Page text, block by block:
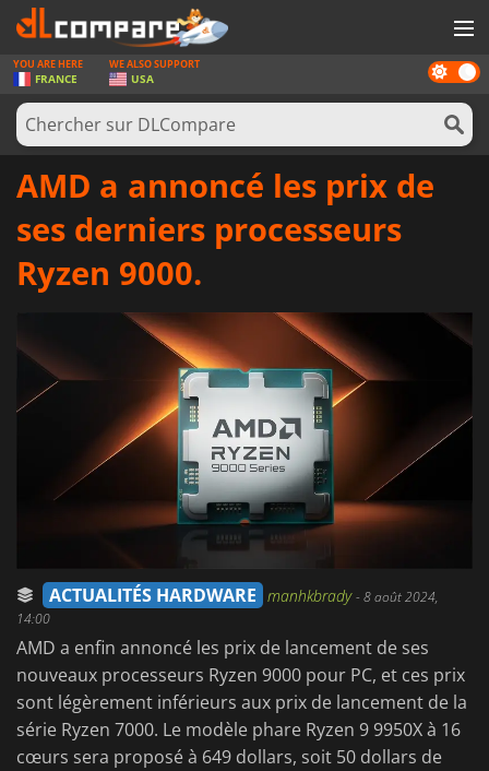
JEUX
CARTES PRÉPAYÉES
LOGICIELS
NEWS
SE CONNECTER OU S'INSCRIRE
Dark
mode
YOU ARE HERE
FRANCE
WE ALSO SUPPORT
USA
AMD a annoncé les prix de
ses derniers processeurs
Ryzen 9000.
ACTUALITÉS HARDWARE manhkbrady-8 août 2024,
14:00
AMD a enfin annoncé les prix de lancement de ses
nouveaux processeurs Ryzen 9000 pour PC, et ces prix
sont légèrement inférieurs aux prix de lancement de la
série Ryzen 7000. Le modèle phare Ryzen 9 9950X à 16
cœurs sera proposé à 649 dollars, soit 50 dollars de